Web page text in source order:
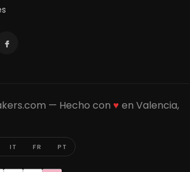
— Hecho con ♥ en Valencia,
IT FR PT